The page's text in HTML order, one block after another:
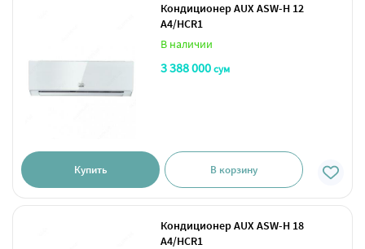
Кондиционер AUX ASW-H 12
A4/HCR1
В наличии
3 388 000сум
Купить В корзину
Кондиционер AUX ASW-H 18
A4/HCR1